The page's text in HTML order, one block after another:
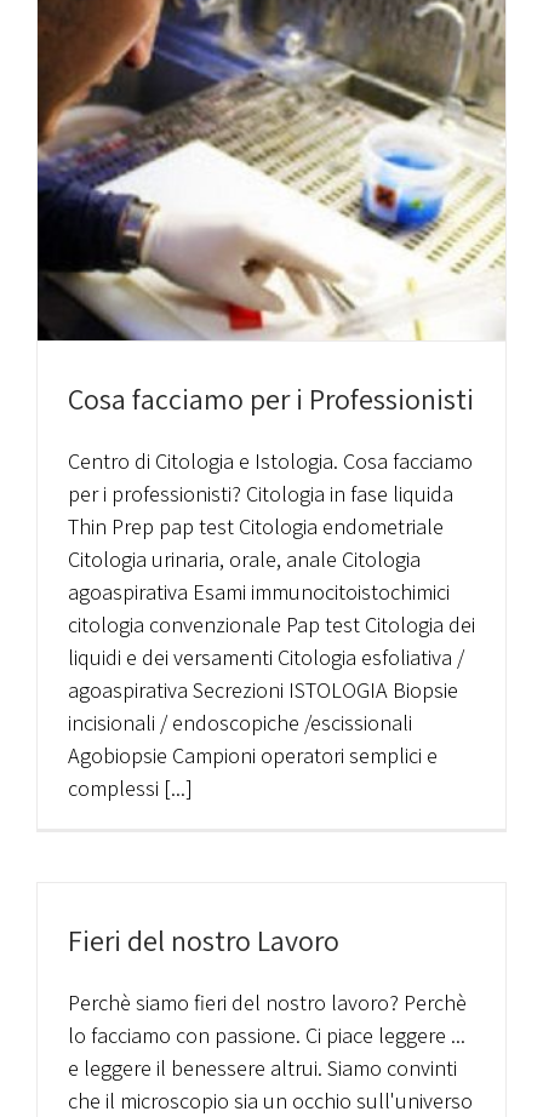
Cosa facciamo per i Professionisti
Centro di Citologia e Istologia. Cosa facciamo
per i professionisti? Citologia in fase liquida
Thin Prep pap test Citologia endometriale
Citologia urinaria, orale, anale Citologia
agoaspirativa Esami immunocitoistochimici
citologia convenzionale Pap test Citologia dei
liquidi e dei versamenti Citologia esfoliativa /
agoaspirativa Secrezioni ISTOLOGIA Biopsie
incisionali / endoscopiche /escissionali
Agobiopsie Campioni operatori semplici e
complessi [...]
Fieri del nostro Lavoro
Perchè siamo fieri del nostro lavoro? Perchè
lo facciamo con passione. Ci piace leggere ...
e leggere il benessere altrui. Siamo convinti
che il microscopio sia un occhio sull'universo